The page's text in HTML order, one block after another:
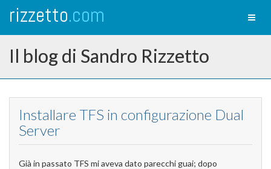
rizzetto.com
Il blog di Sandro Rizzetto
Installare TFS in configurazione Dual
Server
Già in passato TFS mi aveva dato parecchi guai; dopo